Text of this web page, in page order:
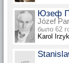
Юзеф
Józef
было 62
Karol